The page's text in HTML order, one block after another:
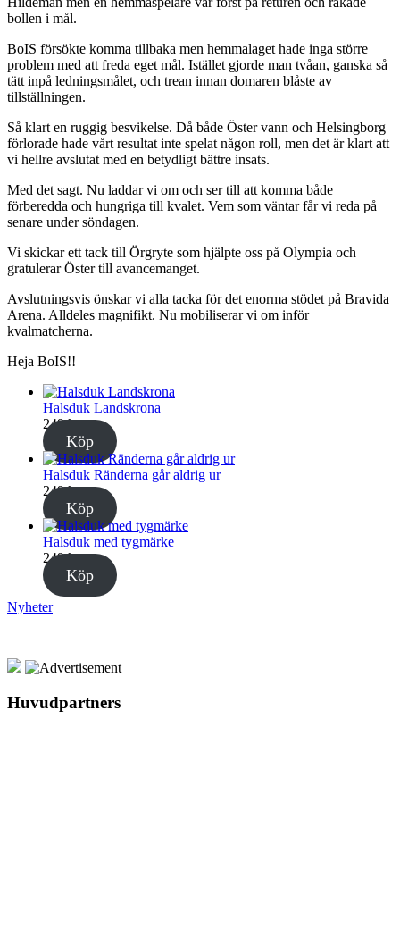
bollen i mål.
BoIS försökte komma tillbaka men hemmalaget hade inga större
problem med att freda eget mål. Istället gjorde man tvåan, ganska så
tätt inpå ledningsmålet, och trean innan domaren blåste av
tillställningen.
Så klart en ruggig besvikelse. Då både Öster vann och Helsingborg
förlorade hade vårt resultat inte spelat någon roll, men det är klart att
vi hellre avslutat med en betydligt bättre insats.
Med det sagt. Nu laddar vi om och ser till att komma både
förberedda och hungriga till kvalet. Vem som väntar får vi reda på
senare under söndagen.
Vi skickar ett tack till Örgryte som hjälpte oss på Olympia och
gratulerar Öster till avancemanget.
Avslutningsvis önskar vi alla tacka för det enorma stödet på Bravida
Arena. Alldeles magnifikt. Nu mobiliserar vi om inför
kvalmatcherna.
Heja BoIS!!
Halsduk Landskrona
249kr
Köp
Halsduk Ränderna går aldrig ur
249kr
Köp
Halsduk med tygmärke
249kr
Köp
Nyheter
Huvudpartners